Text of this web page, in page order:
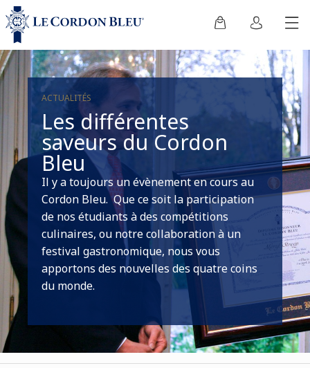
ACTUALITÉS
Les différentes
saveurs du Cordon
Bleu
Il y a toujours un évènement en cours au
Cordon Bleu. Que ce soit la participation
de nos étudiants à des compétitions
culinaires, ou notre collaboration à un
festival gastronomique, nous vous
apportons des nouvelles des quatre coins
du monde.